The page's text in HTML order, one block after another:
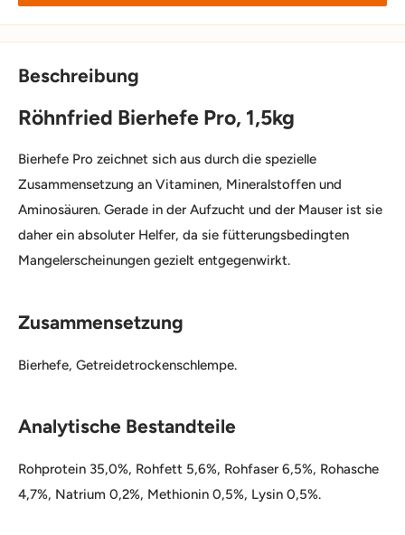
Beschreibung
Röhnfried Bierhefe Pro, 1,5kg
Bierhefe Pro zeichnet sich aus durch die spezielle
Zusammensetzung an Vitaminen, Mineralstoffen und
Aminosäuren. Gerade in der Aufzucht und der Mauser ist sie
daher ein absoluter Helfer, da sie fütterungsbedingten
Mangelerscheinungen gezielt entgegenwirkt.
Zusammensetzung
Bierhefe, Getreidetrockenschlempe.
Analytische Bestandteile
Rohprotein 35,0%, Rohfett 5,6%, Rohfaser 6,5%, Rohasche
4,7%, Natrium 0,2%, Methionin 0,5%, Lysin 0,5%.